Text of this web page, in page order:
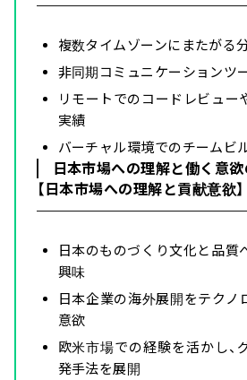
複数タイムゾーンにまたがる
非同期コミュニケーションツ
リモートでのコードレビュー
実績
バーチャル環境でのチームビ
日本市場への理解と働く意
【日本市場への理解と貢献意欲】
日本のものづくり文化と品質
興味
日本企業の海外展開をテクノ
意欲
欧米市場での経験を活かし、
発手法を展開